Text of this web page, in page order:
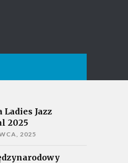
Ladies Jazz
2025
2025